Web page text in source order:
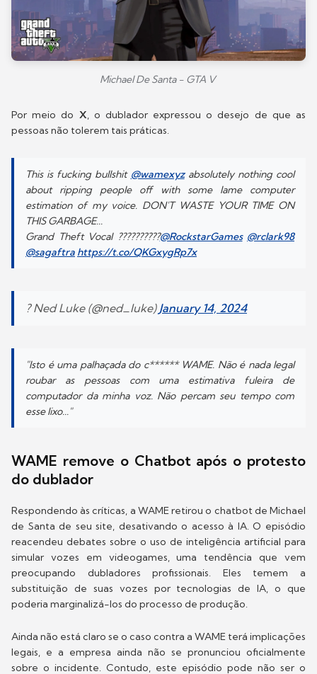
Michael De Santa - GTA V
Por meio do X, o dublador expressou o desejo de que as
pessoas não tolerem tais práticas.
This is fucking bullshit @wamexyzabsolutely nothing cool
about ripping people off with some lame computer
estimation of my voice. DON'T WASTE YOUR TIME ON
THIS GARBAGE...
Grand Theft Vocal ??????????@RockstarGames @rclark98
@sagaftra https://t.co/QKGxygRp7x
? Ned Luke (@ned_luke) January 14, 2024
"Isto é uma palhaçada do c****** WAME. Não é nada legal
roubar as pessoas com uma estimativa fuleira de
computador da minha voz. Não percam seu tempo com
esse lixo..."
WAME remove o Chatbot após o protesto
do dublador
Respondendo às críticas, a WAME retirou o chatbot de Michael
de Santa de seu site, desativando o acesso à IA. O episódio
reacendeu debates sobre o uso de inteligência artificial para
simular vozes em videogames, uma tendência que vem
preocupando dubladores profissionais. Eles temem a
substituição de suas vozes por tecnologias de IA, o que
poderia marginalizá-los do processo de produção.
Ainda não está claro se o caso contra a WAME terá implicações
legais, e a empresa ainda não se pronunciou oficialmente
sobre o incidente. Contudo, este episódio pode não ser o